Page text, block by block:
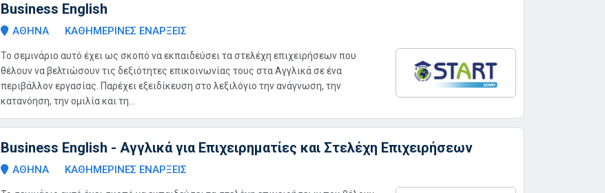
Business English
ΑΘΗΝΑ ΚΑΘΗΜΕΡΙΝΕΣ ΕΝΑΡΞΕΙΣ
Το σεμινάριο αυτό έχει ως σκοπό να εκπαιδεύσει τα στελέχη επιχειρήσεων που
θέλουν να βελτιώσουν τις δεξιότητες επικοινωνίας τους στα Αγγλικά σε ένα
περιβάλλον εργασίας. Παρέχει εξειδίκευση στο λεξιλόγιο την ανάγνωση, την
κατανόηση, την ομιλία και τη...
Business English - Αγγλικά για Επιχειρηματίες και Στελέχη Επιχειρήσεων
ΑΘΗΝΑ ΚΑΘΗΜΕΡΙΝΕΣ ΕΝΑΡΞΕΙΣ